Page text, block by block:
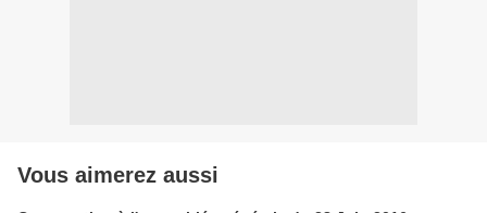
Vous aimerez aussi